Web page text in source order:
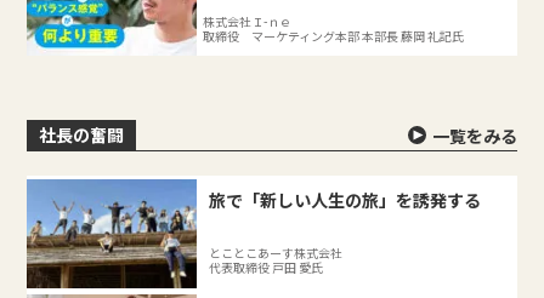
株式会社Ｉ-ｎｅ
取締役 マーケティング本部 本部長 藤岡 礼記氏
社長の奮闘 一覧をみる
旅で「新しい人生の旅」を誘発する
とことこあーす株式会社
代表取締役 戸田 愛氏